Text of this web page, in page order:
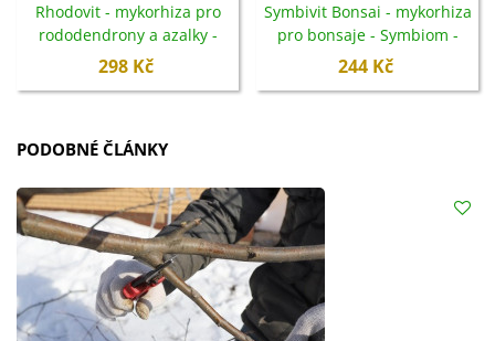
Rhodovit - mykorhiza pro
rododendrony a azalky -
Symbiom - 100 g
298 Kč
Symbivit Bonsai - mykorhiza
pro bonsaje - Symbiom -
150 g
244 Kč
PODOBNÉ ČLÁNKY